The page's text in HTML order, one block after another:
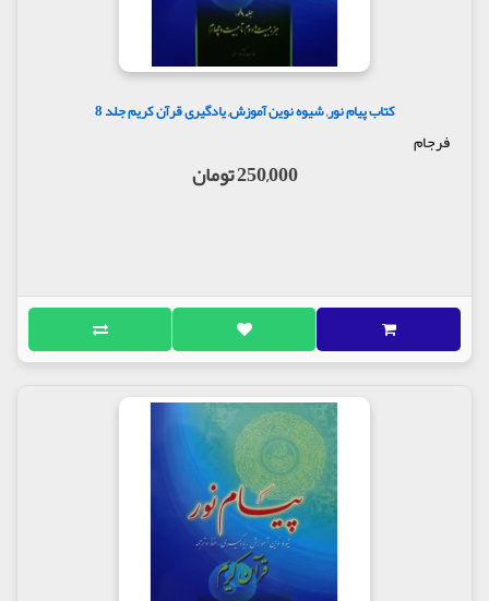
کتاب پیام نور, شیوه نوین آموزش, یادگیری قرآن کریم جلد 8
فرجام
250,000 تومان